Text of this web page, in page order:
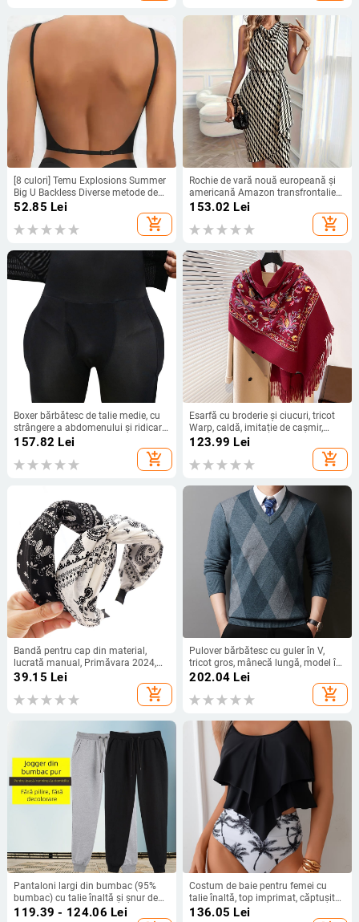
încorporate
[8 culori] Temu Explosions Summer
Big U Backless Diverse metode de
purtare Stripe Sutien European și
52.85 Lei
add_shopping_cart
Rochie de vară nouă europeană și
americană Amazon transfrontalieră
pentru femei, la modă, cu dungi,
imprimată, cu guler leagăn, fără
mâneci, cu talie
153.02 Lei
add_shopping_cart
Boxer bărbătesc de talie medie, cu
strângere a abdomenului și ridicare
a fesierilor | Poliester 90–95% |
157.82 Lei
add_shopping_cart
Esarfă cu broderie și ciucuri, tricot
Warp, caldă, imitație de cașmir,
poliester-bumbac, stil etnic vintage,
123.99 Lei
add_shopping_cart
Bandă pentru cap din material,
lucrată manual, Primăvara 2024,
Stil Chinez Nou
39.15 Lei
add_shopping_cart
Pulover bărbătesc cu guler în V,
tricot gros, mânecă lungă, model în
carouri
202.04 Lei
add_shopping_cart
Pantaloni largi din bumbac (95%
bumbac) cu talie înaltă și șnur de
reglare
119.39 - 124.06 Lei
Costum de baie pentru femei cu
talie înaltă, top imprimat, căptușit
la bust, material nylon/spandex,
136.05 Lei